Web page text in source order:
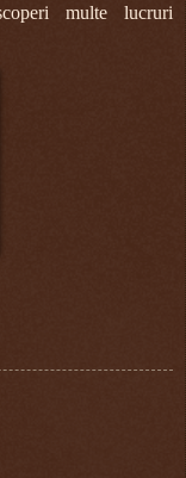
multe lucruri